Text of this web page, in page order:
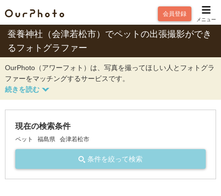
会員登録
メニュー
蚕養神社（会津若松市）でペットの出張撮影ができ
るフォトグラファー
OurPhoto（アワーフォト）は、写真を撮ってほしい人とフォトグラ
ファーをマッチングするサービスです。
現在の検索条件
ペット 福島県 会津若松市
条件を絞って検索